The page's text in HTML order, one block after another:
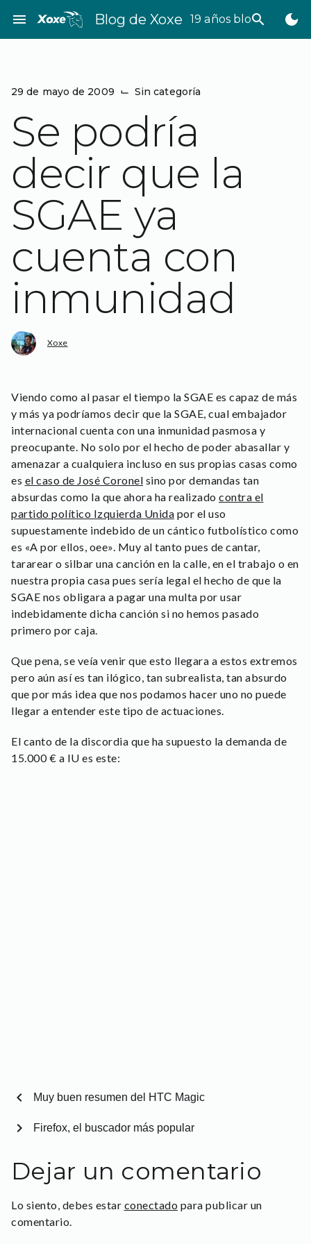
contenido
menu Blog de Xoxe 19 años bloggeando
search dark_mode
29 de mayo de 2009 ⌙ Sin categoría
Se podría
decir que la
SGAE ya
cuenta con
inmunidad
Xoxe
Viendo como al pasar el tiempo la SGAE es capaz de más
y más ya podríamos decir que la SGAE, cual embajador
internacional cuenta con una inmunidad pasmosa y
preocupante. No solo por el hecho de poder abasallar y
amenazar a cualquiera incluso en sus propias casas como
es el caso de José Coronel sino por demandas tan
absurdas como la que ahora ha realizado contra el
partido político Izquierda Unida por el uso
supuestamente indebido de un cántico futbolístico como
es «A por ellos, oee». Muy al tanto pues de cantar,
tararear o silbar una canción en la calle, en el trabajo o en
nuestra propia casa pues sería legal el hecho de que la
SGAE nos obligara a pagar una multa por usar
indebidamente dicha canción si no hemos pasado
primero por caja.
Que pena, se veía venir que esto llegara a estos extremos
pero aún así es tan ilógico, tan subrealista, tan absurdo
que por más idea que nos podamos hacer uno no puede
llegar a entender este tipo de actuaciones.
El canto de la discordia que ha supuesto la demanda de
15.000 € a IU es este:
chevron_left Muy buen resumen del HTC Magic
Firefox, el buscador más popular
chevron_right
Dejar un comentario
Lo siento, debes estar conectado para publicar un
comentario.